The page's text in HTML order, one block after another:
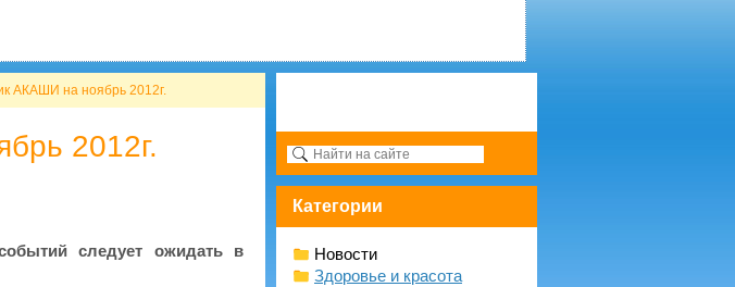
АКАШИ на ноябрь 2012г.
2012г.
следует ожидать в
Категории
Новости
Здоровье и красота